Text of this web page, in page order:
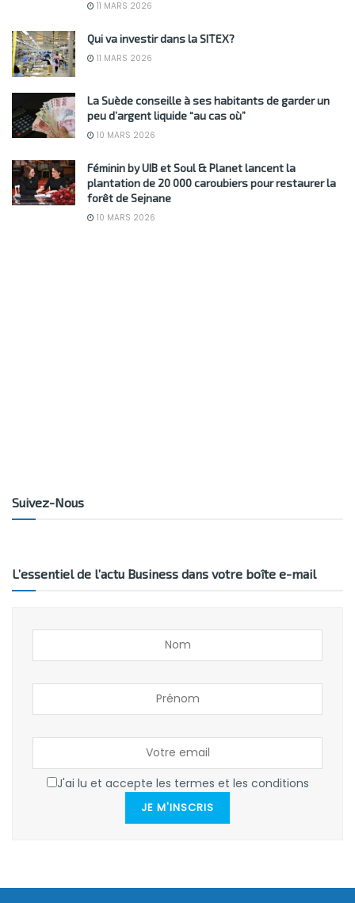
11 MARS 2026
Qui va investir dans la SITEX?
11 MARS 2026
La Suède conseille à ses habitants de garder un
peu d’argent liquide “au cas où”
10 MARS 2026
Féminin by UIB et Soul & Planet lancent la
plantation de 20 000 caroubiers pour restaurer la
forêt de Sejnane
10 MARS 2026
Suivez-Nous
L’essentiel de l’actu Business dans votre boîte e-mail
J'ai lu et accepte les termes et les conditions
JE M'INSCRIS